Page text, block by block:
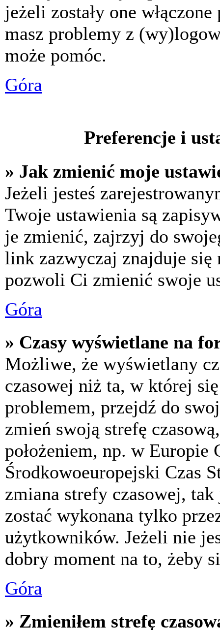
jeżeli zostały one
masz problemy z
może pomóc.
Góra
Preferencje i
» Jak zmienić moje
Jeżeli jesteś
Twoje ustawienia są
je zmienić, zajrzyj do
link zazwyczaj znajduje się
pozwoli Ci zmienić swoje
Góra
» Czasy wyświetlane na
Możliwe, że wyświetlany
czasowej niż ta, w której
problemem, przejdź do
zmień swoją strefę
położeniem, np. w Europie
Środkowoeuropejski Czas
zmiana strefy czasowej,
zostać wykonana tylko
użytkowników. Jeżeli nie
dobry moment na to, żeby
Góra
» Zmieniłem strefę